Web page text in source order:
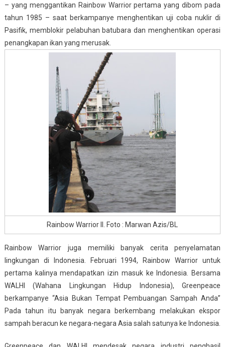
– yang menggantikan Rainbow Warrior pertama yang dibom pada
tahun 1985 – saat berkampanye menghentikan uji coba nuklir di
Pasifik, memblokir pelabuhan batubara dan menghentikan operasi
penangkapan ikan yang merusak.
Rainbow Warrior II. Foto : Marwan Azis/BL
Rainbow Warrior juga memiliki banyak cerita penyelamatan
lingkungan di Indonesia. Februari 1994, Rainbow Warrior untuk
pertama kalinya mendapatkan izin masuk ke Indonesia. Bersama
WALHI (Wahana Lingkungan Hidup Indonesia), Greenpeace
berkampanye “Asia Bukan Tempat Pembuangan Sampah Anda”
Pada tahun itu banyak negara berkembang melakukan ekspor
sampah beracun ke negara-negara Asia salah satunya ke Indonesia.